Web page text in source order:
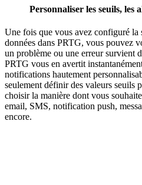
Personnaliser les seuils, les
Une fois que vous avez configuré la
données dans PRTG, vous pouvez
un problème ou une erreur survient
PRTG vous en avertit
notifications hautement
seulement définir des valeurs seuils
choisir la manière dont vous
email, SMS, notification push,
encore.